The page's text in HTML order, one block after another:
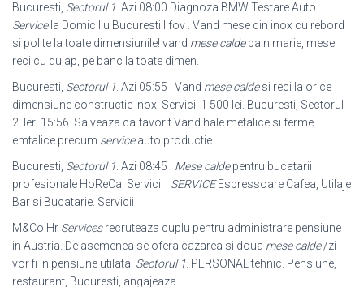
Bucuresti, Sectorul 1 . Azi 08:00 Diagnoza BMW Testare Auto
Servicela Domiciliu Bucuresti Ilfov . Vand mese din inox cu rebord
si polite la toate dimensiunile! vand mese caldebain marie, mese
reci cu dulap, pe banc la toate dimen.
Bucuresti, Sectorul 1 . Azi 05:55 . Vand mese caldesi reci la orice
dimensiune constructie inox. Servicii 1 500 lei. Bucuresti, Sectorul
2. Ieri 15:56. Salveaza ca favorit Vand hale metalice si ferme
emtalice precum serviceauto productie.
Bucuresti, Sectorul 1 . Azi 08:45 . Mese caldepentru bucatarii
profesionale HoReCa. Servicii . SERVICEEspressoare Cafea, Utilaje
Bar si Bucatarie. Servicii
M&Co Hr Servicesrecruteaza cuplu pentru administrare pensiune
in Austria. De asemenea se ofera cazarea si doua mese calde/zi
vor fi in pensiune utilata. Sectorul 1 . PERSONAL tehnic. Pensiune,
restaurant, Bucuresti, angajeaza